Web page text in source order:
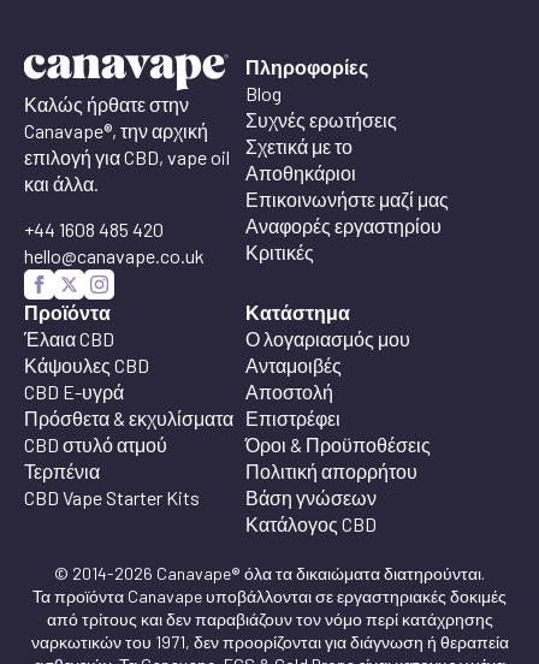
Καλώς ήρθατε στην
Canavape®, την αρχική
επιλογή για CBD, vape oil
και άλλα.
+44 1608 485 420
hello@canavape.co.uk
Πληροφορίες
Blog
Συχνές ερωτήσεις
Σχετικά με το
Αποθηκάριοι
Επικοινωνήστε μαζί μας
Αναφορές εργαστηρίου
Κριτικές
Προϊόντα
Έλαια CBD
Κάψουλες CBD
CBD E-υγρά
Πρόσθετα & εκχυλίσματα
CBD στυλό ατμού
Τερπένια
CBD Vape Starter Kits
Κατάστημα
Ο λογαριασμός μου
Ανταμοιβές
Αποστολή
Επιστρέφει
Όροι & Προϋποθέσεις
Πολιτική απορρήτου
Βάση γνώσεων
Κατάλογος CBD
© 2014-2026 Canavape® όλα τα δικαιώματα διατηρούνται.
Τα προϊόντα Canavape υποβάλλονται σε εργαστηριακές δοκιμές
από τρίτους και δεν παραβιάζουν τον νόμο περί κατάχρησης
ναρκωτικών του 1971, δεν προορίζονται για διάγνωση ή θεραπεία